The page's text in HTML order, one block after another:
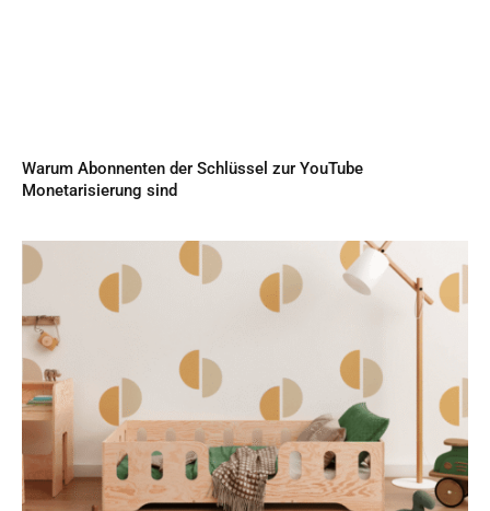
Warum Abonnenten der Schlüssel zur YouTube
Monetarisierung sind